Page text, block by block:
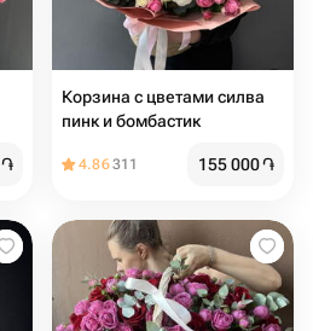
֏
Корзина с цветами силва
пинк и бомбастик
4.86311 155 000֏